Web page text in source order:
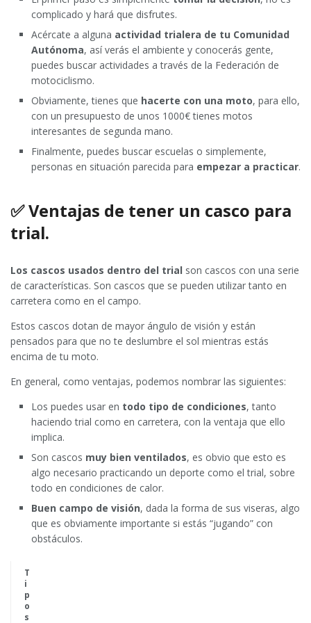
complicado y hará que disfrutes.
Acércate a alguna actividad trialera de tu Comunidad
Autónoma, así verás el ambiente y conocerás gente,
puedes buscar actividades a través de la Federación de
motociclismo.
Obviamente, tienes que hacerte con una moto, para ello,
con un presupuesto de unos 1000€ tienes motos
interesantes de segunda mano.
Finalmente, puedes buscar escuelas o simplemente,
personas en situación parecida para empezar a practicar.
✅ Ventajas de tener un casco para
trial.
Los cascos usados dentro del trial son cascos con una serie
de características. Son cascos que se pueden utilizar tanto en
carretera como en el campo.
Estos cascos dotan de mayor ángulo de visión y están
pensados para que no te deslumbre el sol mientras estás
encima de tu moto.
En general, como ventajas, podemos nombrar las siguientes:
Los puedes usar en todo tipo de condiciones, tanto
haciendo trial como en carretera, con la ventaja que ello
implica.
Son cascos muy bien ventilados, es obvio que esto es
algo necesario practicando un deporte como el trial, sobre
todo en condiciones de calor.
Buen campo de visión, dada la forma de sus viseras, algo
que es obviamente importante si estás “jugando” con
obstáculos.
T
i
p
o
s